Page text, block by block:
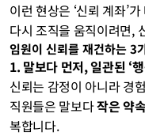
이런 현상은 ‘신뢰 계좌’
다시 조직을 움직이려면,
임원이 신뢰를 재건하는 3
1. 말보다 먼저, 일관된 ‘
신뢰는 감정이 아니라 경
직원들은 말보다 작은 약
복합니다.